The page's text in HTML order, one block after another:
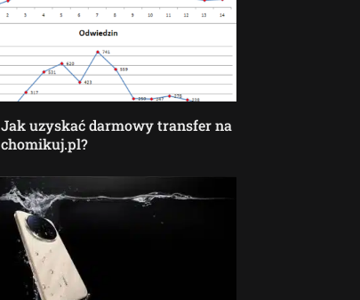
Jak uzyskać darmowy transfer na
chomikuj.pl?